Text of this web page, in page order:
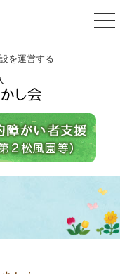
を運営する